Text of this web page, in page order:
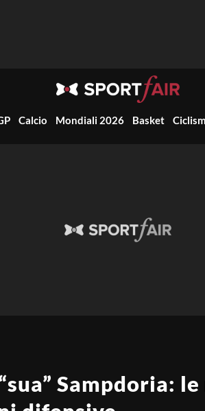
Calcio Mondiali 2026 Basket
Sampdoria: